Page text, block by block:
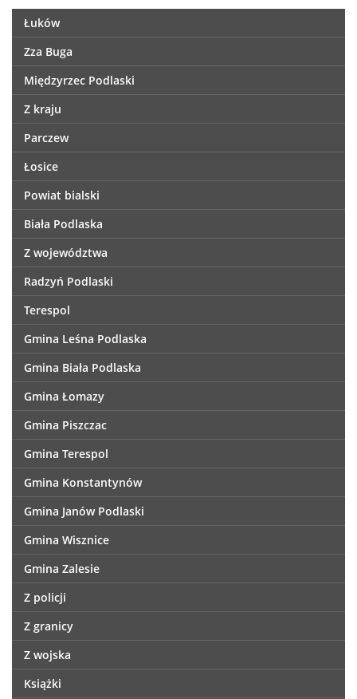
Łuków
Zza Buga
Międzyrzec Podlaski
Z kraju
Parczew
Łosice
Powiat bialski
Biała Podlaska
Z województwa
Radzyń Podlaski
Terespol
Gmina Leśna Podlaska
Gmina Biała Podlaska
Gmina Łomazy
Gmina Piszczac
Gmina Terespol
Gmina Konstantynów
Gmina Janów Podlaski
Gmina Wisznice
Gmina Zalesie
Z policji
Z granicy
Z wojska
Książki